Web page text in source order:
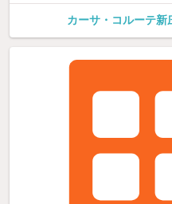
カーサ・コルーテ新